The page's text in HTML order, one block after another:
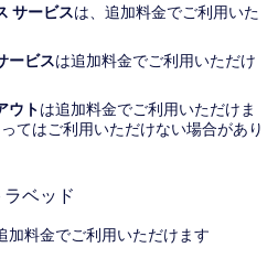
サービスは、追加料金でご利用いた
ービスは追加料金でご利用いただけ
ウトは追加料金でご利用いただけま
てはご利用いただけない場合があり
ベッド
加料金でご利用いただけます